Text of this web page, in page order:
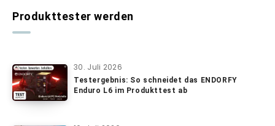
Produkttester werden
30. Juli 2026
Testergebnis: So schneidet das ENDORFY
Enduro L6 im Produkttest ab